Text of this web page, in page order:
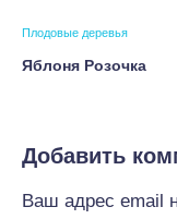
Плодовые деревья
Яблоня Розочка
Добавить
Ваш адрес email